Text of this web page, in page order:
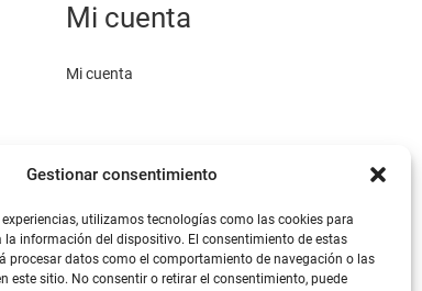
Gestionar consentimiento
utilizamos tecnologías como las cookies para
la información del dispositivo. El consentimiento de estas
procesar datos como el comportamiento de navegación o las
este sitio. No consentir o retirar el consentimiento, puede
Mi cuenta
Mi cuenta